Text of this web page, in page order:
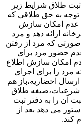
طلاق شرایط زیر
به حق طلاقی که
عدم امکان سازش
ارائه دهد و مرد
صورتی که مرد از رفتن
حضور مرد برای
امکان سازش اطلاع
مرد را برای اجرای
احضاریه،باز هم
شرعیات،صیغه طلاق
آن را به دفتر ثبت
می دهد بعد از
کند.